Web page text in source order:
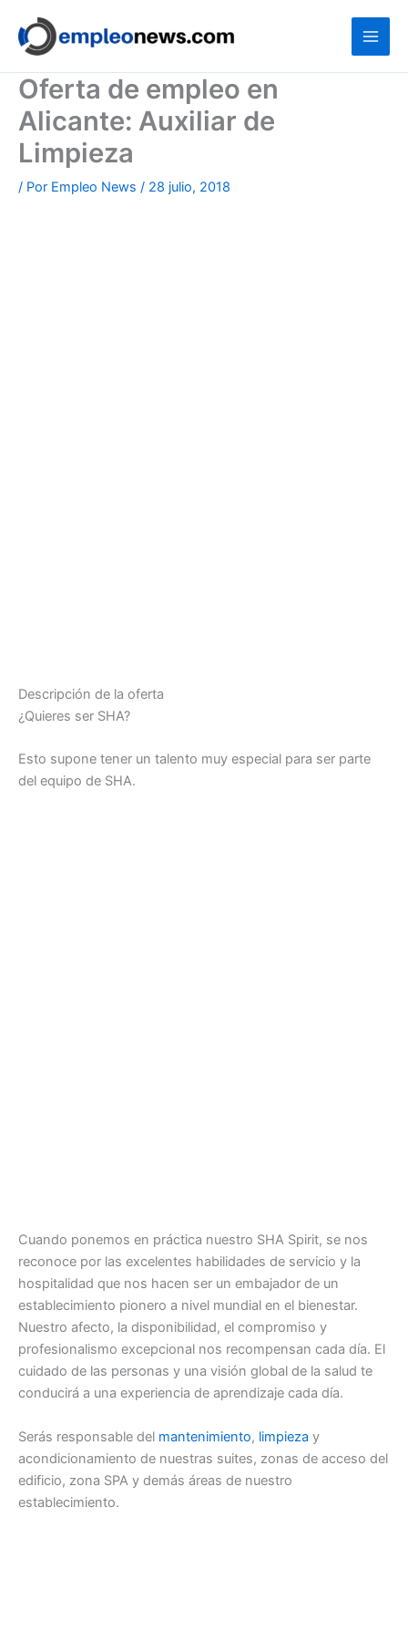
contenido
Oferta de empleo en
Alicante: Auxiliar de
Limpieza
/ Por Empleo News / 28 julio, 2018
Descripción de la oferta
¿Quieres ser SHA?
Esto supone tener un talento muy especial para ser parte
del equipo de SHA.
Cuando ponemos en práctica nuestro SHA Spirit, se nos
reconoce por las excelentes habilidades de servicio y la
hospitalidad que nos hacen ser un embajador de un
establecimiento pionero a nivel mundial en el bienestar.
Nuestro afecto, la disponibilidad, el compromiso y
profesionalismo excepcional nos recompensan cada día. El
cuidado de las personas y una visión global de la salud te
conducirá a una experiencia de aprendizaje cada día.
Serás responsable del mantenimiento, limpieza y
acondicionamiento de nuestras suites, zonas de acceso del
edificio, zona SPA y demás áreas de nuestro
establecimiento.